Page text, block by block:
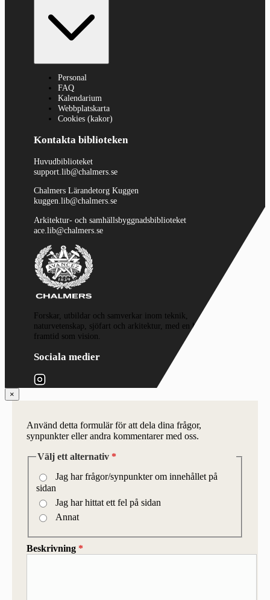
Personal
FAQ
Kalendarium
Webbplatskarta
Cookies (kakor)
Kontakta biblioteken
Huvudbiblioteket
support.lib@chalmers.se
Chalmers Lärandetorg Kuggen
kuggen.lib@chalmers.se
Arkitektur- och samhällsbyggnadsbiblioteket
ace.lib@chalmers.se
Forskar, utbildar och samverkar inom teknik,
naturvetenskap, sjöfart och arkitektur, med en hållbar
framtid som vision.
Sociala medier
×
Använd detta formulär för att dela dina frågor,
synpunkter eller andra kommentarer med oss.
Välj ett alternativ *
Jag har frågor/synpunkter om innehållet på
sidan
Jag har hittat ett fel på sidan
Annat
Beskrivning *